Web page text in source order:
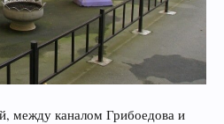
между каналом Грибоедова и